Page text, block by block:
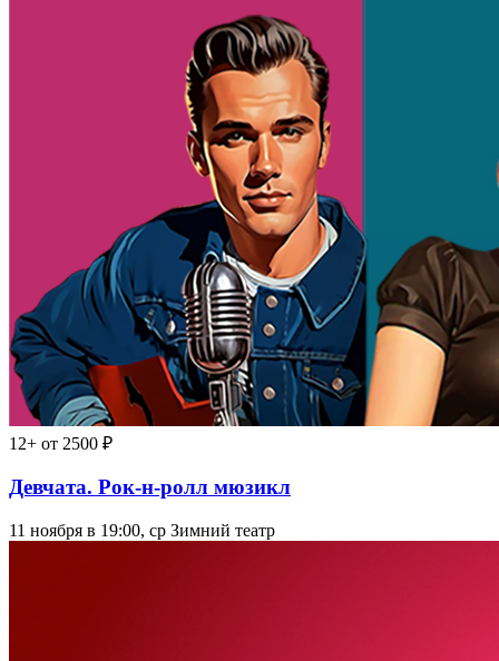
12+ от 2500 ₽
Девчата. Рок-н-ролл мюзикл
11 ноября в 19:00, ср Зимний театр